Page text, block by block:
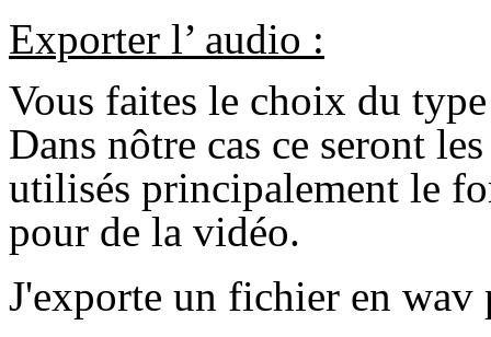
Exporter l’ audio :
Vous faites le choix du
Dans nôtre cas ce seront
utilisés principalement le
pour de la vidéo.
J'exporte un fichier en wav